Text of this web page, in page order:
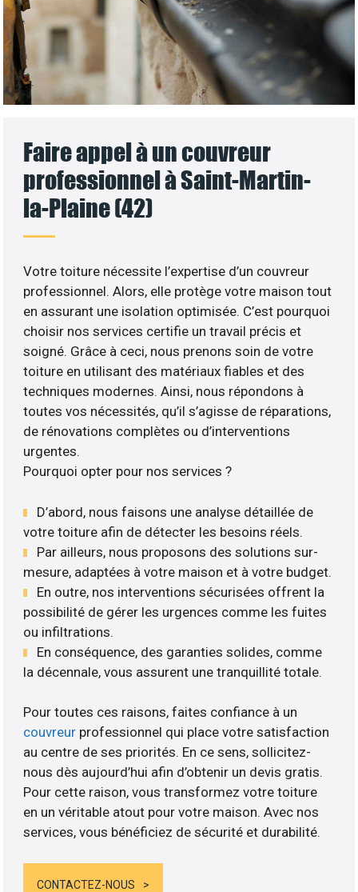
Faire appel à un couvreur
professionnel à Saint-Martin-
la-Plaine (42)
Votre toiture nécessite l’expertise d’un couvreur
professionnel. Alors, elle protège votre maison tout
en assurant une isolation optimisée. C’est pourquoi
choisir nos services certifie un travail précis et
soigné. Grâce à ceci, nous prenons soin de votre
toiture en utilisant des matériaux fiables et des
techniques modernes. Ainsi, nous répondons à
toutes vos nécessités, qu’il s’agisse de réparations,
de rénovations complètes ou d’interventions
urgentes.
Pourquoi opter pour nos services ?
D’abord, nous faisons une analyse détaillée de
votre toiture afin de détecter les besoins réels.
Par ailleurs, nous proposons des solutions sur-
mesure, adaptées à votre maison et à votre budget.
En outre, nos interventions sécurisées offrent la
possibilité de gérer les urgences comme les fuites
ou infiltrations.
En conséquence, des garanties solides, comme
la décennale, vous assurent une tranquillité totale.
Pour toutes ces raisons, faites confiance à un
couvreur professionnel qui place votre satisfaction
au centre de ses priorités. En ce sens, sollicitez-
nous dès aujourd’hui afin d’obtenir un devis gratis.
Pour cette raison, vous transformez votre toiture
en un véritable atout pour votre maison. Avec nos
services, vous bénéficiez de sécurité et durabilité.
CONTACTEZ-NOUS